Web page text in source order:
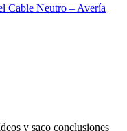
Cable Neutro – Avería
y saco conclusiones